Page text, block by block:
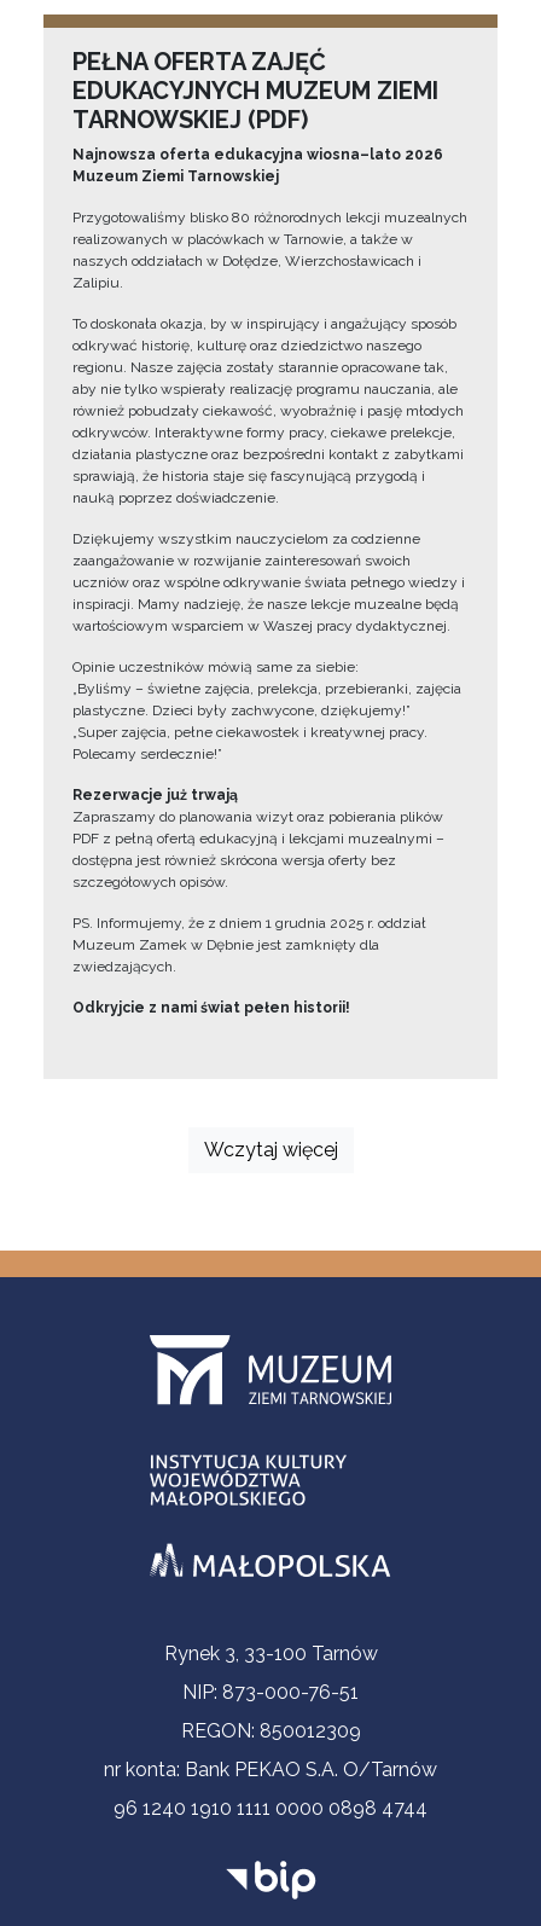
PEŁNA OFERTA ZAJĘĆ
EDUKACYJNYCH MUZEUM ZIEMI
TARNOWSKIEJ (PDF)
Najnowsza oferta edukacyjna wiosna–lato 2026
Muzeum Ziemi Tarnowskiej
Przygotowaliśmy blisko 80 różnorodnych lekcji muzealnych
realizowanych w placówkach w Tarnowie, a także w
naszych oddziałach w Dołędze, Wierzchosławicach i
Zalipiu.
To doskonała okazja, by w inspirujący i angażujący sposób
odkrywać historię, kulturę oraz dziedzictwo naszego
regionu. Nasze zajęcia zostały starannie opracowane tak,
aby nie tylko wspierały realizację programu nauczania, ale
również pobudzały ciekawość, wyobraźnię i pasję młodych
odkrywców. Interaktywne formy pracy, ciekawe prelekcje,
działania plastyczne oraz bezpośredni kontakt z zabytkami
sprawiają, że historia staje się fascynującą przygodą i
nauką poprzez doświadczenie.
Dziękujemy wszystkim nauczycielom za codzienne
zaangażowanie w rozwijanie zainteresowań swoich
uczniów oraz wspólne odkrywanie świata pełnego wiedzy i
inspiracji. Mamy nadzieję, że nasze lekcje muzealne będą
wartościowym wsparciem w Waszej pracy dydaktycznej.
Opinie uczestników mówią same za siebie:
„Byliśmy – świetne zajęcia, prelekcja, przebieranki, zajęcia
plastyczne. Dzieci były zachwycone, dziękujemy!”
„Super zajęcia, pełne ciekawostek i kreatywnej pracy.
Polecamy serdecznie!”
Rezerwacje już trwają
Zapraszamy do planowania wizyt oraz pobierania plików
PDF z pełną ofertą edukacyjną i lekcjami muzealnymi –
dostępna jest również skrócona wersja oferty bez
szczegółowych opisów.
PS. Informujemy, że z dniem 1 grudnia 2025 r. oddział
Muzeum Zamek w Dębnie jest zamknięty dla
zwiedzających.
Odkryjcie z nami świat pełen historii!
Wczytaj więcej
Informacje kontaktoweRynek 3, 33-100 Tarnów
NIP: 873-000-76-51
REGON: 850012309
nr konta: Bank PEKAO S.A. O/Tarnów
96 1240 1910 1111 0000 0898 4744